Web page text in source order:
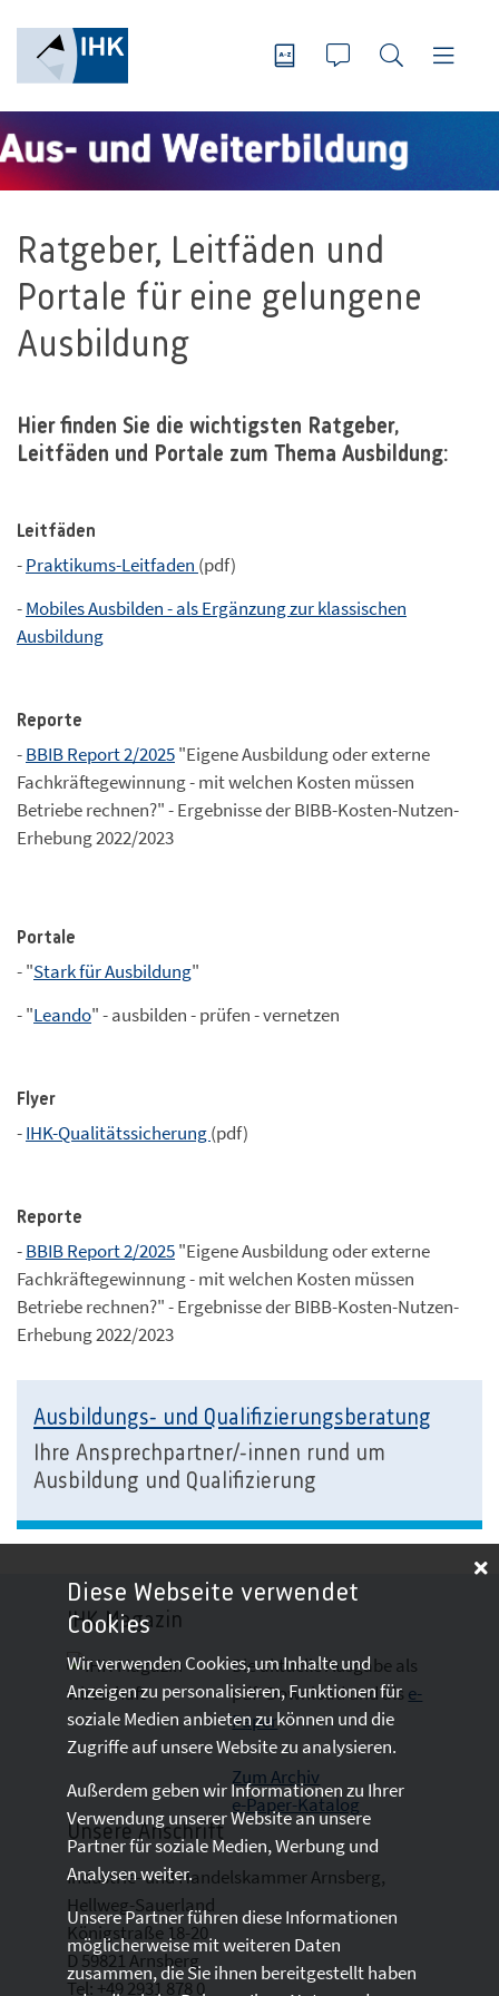
Ratgeber, Leitfäden und
Portale für eine gelungene
Ausbildung
Hier finden Sie die wichtigsten Ratgeber,
Leitfäden und Portale zum Thema Ausbildung:
Leitfäden
-Praktikums-Leitfaden (pdf)
-Mobiles Ausbilden - als Ergänzung zur klassischen
Ausbildung
Reporte
-BBIB Report 2/2025"Eigene Ausbildung oder externe
Fachkräftegewinnung - mit welchen Kosten müssen
Betriebe rechnen?" - Ergebnisse der BIBB-Kosten-Nutzen-
Erhebung 2022/2023
Portale
- "Stark für Ausbildung"
- "Leando" - ausbilden - prüfen - vernetzen
Flyer
-IHK-Qualitätssicherung(pdf)
Reporte
-BBIB Report 2/2025"Eigene Ausbildung oder externe
Fachkräftegewinnung - mit welchen Kosten müssen
Betriebe rechnen?" - Ergebnisse der BIBB-Kosten-Nutzen-
Erhebung 2022/2023
Ausbildungs- und Qualifizierungsberatung
Ihre Ansprechpartner/-innen rund um
Ausbildung und Qualifizierung
IHK-Magazin
Die aktuelle Ausgabe als
pdf- Downloadund als e-
Paper
Zum Archiv
e-Paper-Katalog
Unsere Anschrift
Industrie- und Handelskammer Arnsberg,
Hellweg-Sauerland
Königstraße 18-20
D 59821 Arnsberg
Tel: +49 2931 878 0
Diese Webseite verwendet
Cookies
Wir verwenden Cookies, um Inhalte und
Anzeigen zu personalisieren, Funktionen für
soziale Medien anbieten zu können und die
Zugriffe auf unsere Website zu analysieren.
Außerdem geben wir Informationen zu Ihrer
Verwendung unserer Website an unsere
Partner für soziale Medien, Werbung und
Analysen weiter.
Unsere Partner führen diese Informationen
möglicherweise mit weiteren Daten
zusammen, die Sie ihnen bereitgestellt haben